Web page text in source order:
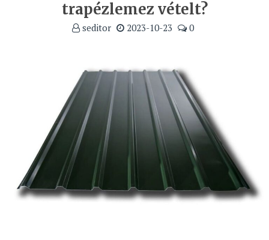
trapézlemez vételt?
seditor 2023-10-23 0